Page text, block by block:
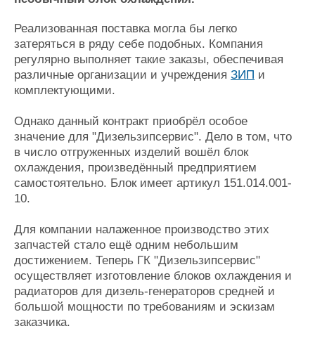
Крюинг
Реклама
Услуги
Конференции
Выставки и семинары
Словарь
Флот
Отзывы
Все службы
Реализованная поставка могла бы легко
затеряться в ряду себе подобных. Компания
регулярно выполняет такие заказы, обеспечивая
различные организации и учреждения ЗИП и
комплектующими.
Однако данный контракт приобрёл особое
значение для "Дизельзипсервис". Дело в том, что
в число отгруженных изделий вошёл блок
охлаждения, произведённый предприятием
самостоятельно. Блок имеет артикул 151.014.001-
10.
Для компании налаженное производство этих
запчастей стало ещё одним небольшим
достижением. Теперь ГК "Дизельзипсервис"
осуществляет изготовление блоков охлаждения и
радиаторов для дизель-генераторов средней и
большой мощности по требованиям и эскизам
заказчика.